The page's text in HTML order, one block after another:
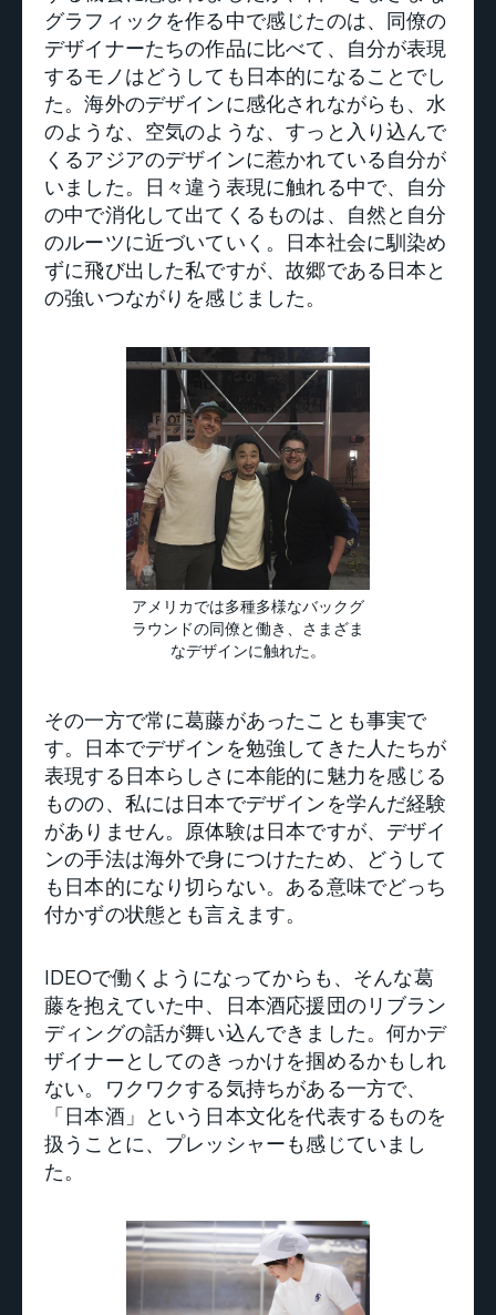
グラフィックを作る中で感じたのは、同僚の
デザイナーたちの作品に比べて、自分が表現
するモノはどうしても日本的になることでし
た。海外のデザインに感化されながらも、水
のような、空気のような、すっと入り込んで
くるアジアのデザインに惹かれている自分が
いました。日々違う表現に触れる中で、自分
の中で消化して出てくるものは、自然と自分
のルーツに近づいていく。日本社会に馴染め
ずに飛び出した私ですが、故郷である日本と
の強いつながりを感じました。
アメリカでは多種多様なバックグ
ラウンドの同僚と働き、さまざま
なデザインに触れた。
その一方で常に葛藤があったことも事実で
す。日本でデザインを勉強してきた人たちが
表現する日本らしさに本能的に魅力を感じる
ものの、私には日本でデザインを学んだ経験
がありません。原体験は日本ですが、デザイ
ンの手法は海外で身につけたため、どうして
も日本的になり切らない。ある意味でどっち
付かずの状態とも言えます。
IDEOで働くようになってからも、そんな葛
藤を抱えていた中、日本酒応援団のリブラン
ディングの話が舞い込んできました。何かデ
ザイナーとしてのきっかけを掴めるかもしれ
ない。ワクワクする気持ちがある一方で、
「日本酒」という日本文化を代表するものを
扱うことに、プレッシャーも感じていまし
た。